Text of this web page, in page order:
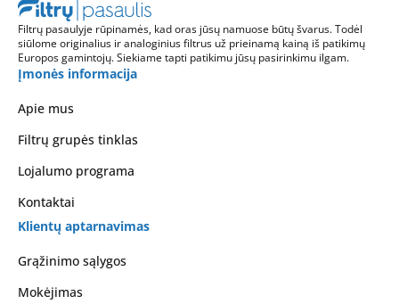
Filtrų pasaulyje rūpinamės, kad oras jūsų namuose būtų švarus. Todėl
siūlome originalius ir analoginius filtrus už prieinamą kainą iš patikimų
Europos gamintojų. Siekiame tapti patikimu jūsų pasirinkimu ilgam.
Įmonės informacija
Apie mus
Filtrų grupės tinklas
Lojalumo programa
Kontaktai
Klientų aptarnavimas
Grąžinimo sąlygos
Mokėjimas